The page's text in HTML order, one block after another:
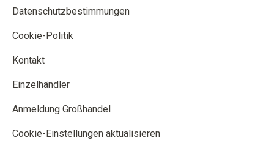
Datenschutzbestimmungen
Cookie-Politik
Kontakt
Einzelhändler
Anmeldung Großhandel
Cookie-Einstellungen aktualisieren